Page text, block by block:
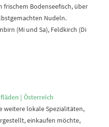
Bodenseefisch, über
Nudeln.
(Mi und Sa), Feldkirch (Di
| Österreich
weitere lokale Spezialitäten,
einkaufen möchte,